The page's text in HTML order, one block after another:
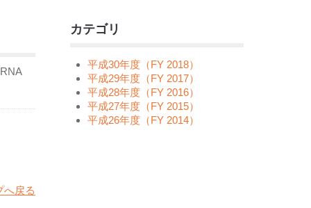
へ戻る
カテゴリ
平成30年度（FY 2018）
平成29年度（FY 2017）
平成28年度（FY 2016）
平成27年度（FY 2015）
平成26年度（FY 2014）